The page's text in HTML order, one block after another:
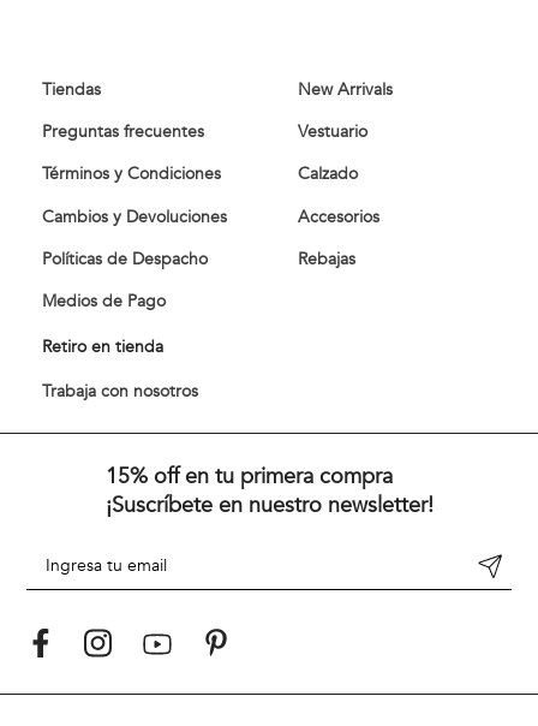
Tiendas
Preguntas frecuentes
Términos y Condiciones
Cambios y Devoluciones
Políticas de Despacho
Medios de Pago
Retiro en tienda
Trabaja con nosotros
New Arrivals
Vestuario
Calzado
Accesorios
Rebajas
15% off en tu primera compra
¡Suscríbete en nuestro newsletter!